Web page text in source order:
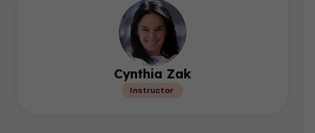
Cynthia Zak
Instructor